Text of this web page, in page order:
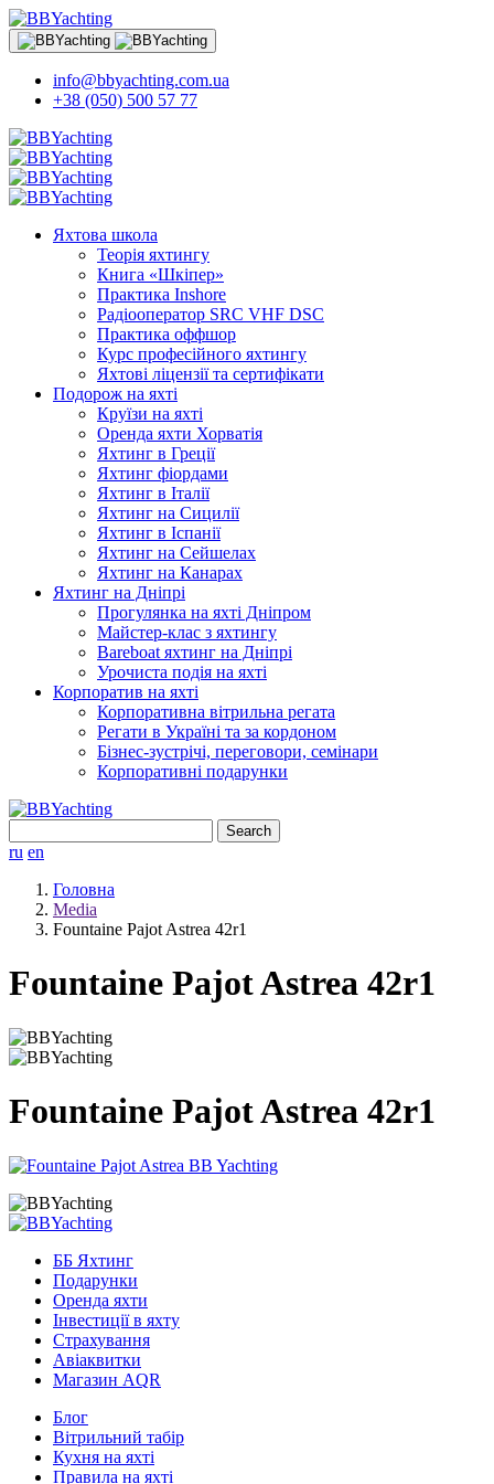
info@bbyachting.com.ua
+38 (050) 500 57 77
Яхтова школа
Теорія яхтингу
Книга «Шкіпер»
Практика Inshore
Радіооператор SRC VHF DSC
Практика оффшор
Курс професійного яхтингу
Яхтові ліцензії та сертифікати
Подорож на яхті
Круїзи на яхті
Оренда яхти Хорватія
Яхтинг в Греції
Яхтинг фіордами
Яхтинг в Італії
Яхтинг на Сицилії
Яхтинг в Іспанії
Яхтинг на Сейшелах
Яхтинг на Канарах
Яхтинг на Дніпрі
Прогулянка на яхті Дніпром
Майстер-клас з яхтингу
Bareboat яхтинг на Дніпрі
Урочиста подія на яхті
Корпоратив на яхті
Корпоративна вітрильна регата
Регати в Україні та за кордоном
Бізнес-зустрічі, переговори, семінари
Корпоративні подарунки
for:
ru en
Головна
Media
Fountaine Pajot Astrea 42r1
Fountaine Pajot Astrea 42r1
Fountaine Pajot Astrea 42r1
ББ Яхтинг
Подарунки
Оренда яхти
Інвестиції в яхту
Страхування
Авіаквитки
Магазин AQR
Блог
Вітрильний табір
Кухня на яхті
Правила на яхті